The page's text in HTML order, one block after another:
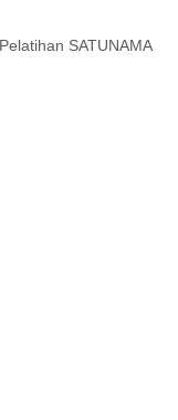
Pelatihan SATUNAMA